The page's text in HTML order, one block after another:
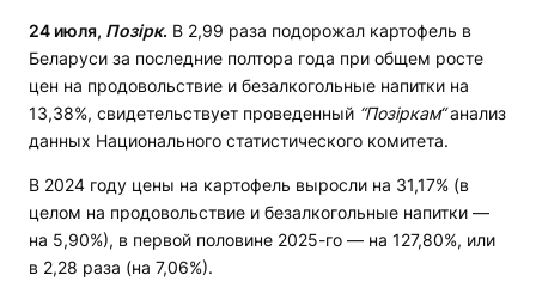
24 июля, Позірк. В 2,99 раза подорожал картофель в
Беларуси за последние полтора года при общем росте
цен на продовольствие и безалкогольные напитки на
13,38%, свидетельствует проведенный “Позіркам“анализ
данных Национального статистического комитета.
В 2024 году цены на картофель выросли на 31,17% (в
целом на продовольствие и безалкогольные напитки —
на 5,90%), в первой половине 2025-го — на 127,80%, или
в 2,28 раза (на 7,06%).